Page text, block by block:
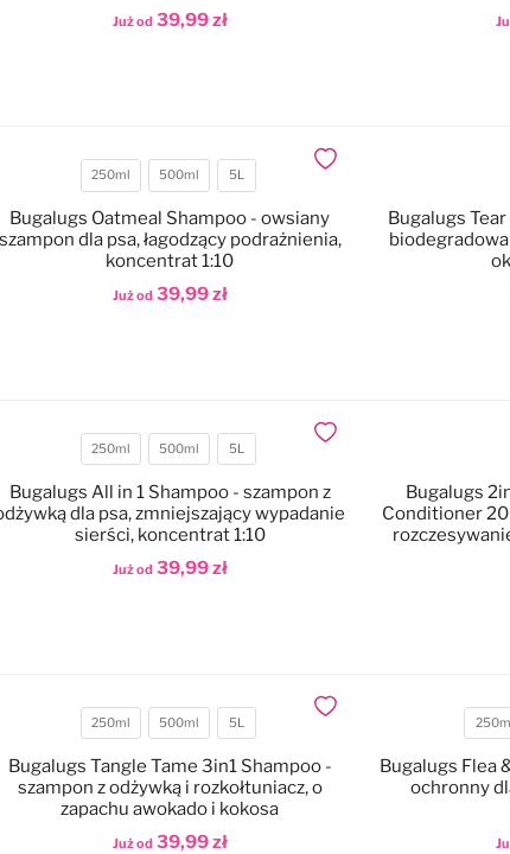
Już od 39,99 zł
Pojemność
250ml 500ml 5L
Już od 39,99 zł
Bugalugs Oatmeal Shampoo - owsiany
szampon dla psa, łagodzący podrażnienia,
koncentrat 1:10
Dodaj do ulubionych
Bugalugs
Pojemność
250ml 500ml 5L
Już od 39,99 zł
Bugalugs All in 1 Shampoo - szampon z
dla psa, zmniejszający wypadanie
sierści, koncentrat 1:10
Dodaj do ulubionych
Bugalugs
Conditioner
Pojemność
250ml 500ml 5L
Już od 39,99 zł
Bugalugs Tangle Tame 3in1 Shampoo -
szampon z odżywką i rozkołtuniacz, o
zapachu awokado i kokosa
Dodaj do ulubionych 250ml
Bugalugs Flea
ochronny